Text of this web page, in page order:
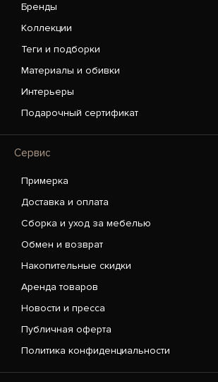
Бренды
Коллекции
Теги и подборки
Материалы и обивки
Интерьеры
Подарочный сертификат
Сервис
Примерка
Доставка и оплата
Сборка и уход за мебелью
Обмен и возврат
Накопительные скидки
Аренда товаров
Новости и пресса
Публичная оферта
Политика конфиденциальности